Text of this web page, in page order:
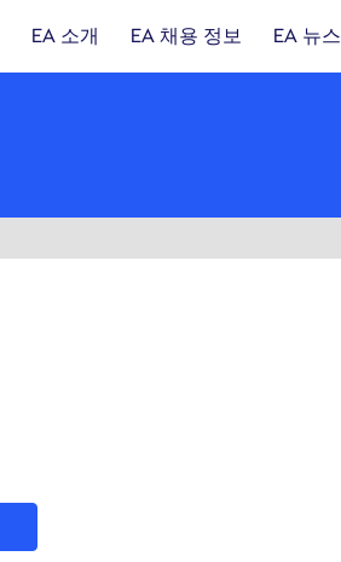
EA 소개 EA 채용 정보 EA 뉴스